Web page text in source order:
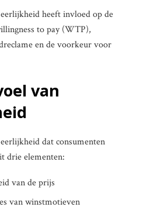
heeft invloed op de
to pay (WTP),
en de voorkeur voor
van
dat consumenten
drie elementen:
van de prijs
van winstmotieven